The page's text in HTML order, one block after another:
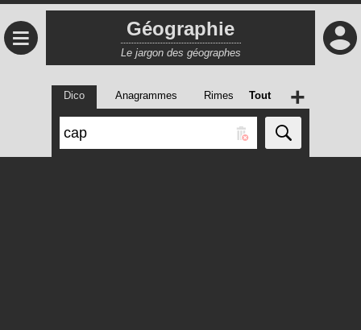
≡ Géographie
Le jargon des géographes
Dico Anagrammes Rimes Tout +